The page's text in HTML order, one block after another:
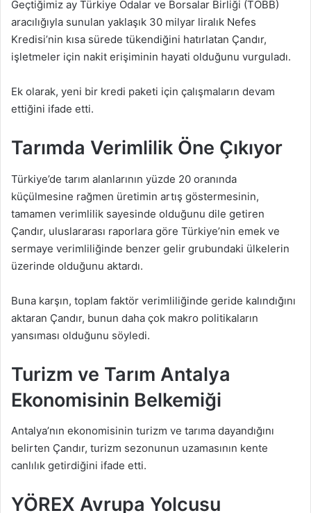
Geçtiğimiz ay Türkiye Odalar ve Borsalar Birliği (TOBB)
aracılığıyla sunulan yaklaşık 30 milyar liralık Nefes
Kredisi’nin kısa sürede tükendiğini hatırlatan Çandır,
işletmeler için nakit erişiminin hayati olduğunu vurguladı.
Ek olarak, yeni bir kredi paketi için çalışmaların devam
ettiğini ifade etti.
Tarımda Verimlilik Öne Çıkıyor
Türkiye’de tarım alanlarının yüzde 20 oranında
küçülmesine rağmen üretimin artış göstermesinin,
tamamen verimlilik sayesinde olduğunu dile getiren
Çandır, uluslararası raporlara göre Türkiye’nin emek ve
sermaye verimliliğinde benzer gelir grubundaki ülkelerin
üzerinde olduğunu aktardı.
Buna karşın, toplam faktör verimliliğinde geride kalındığını
aktaran Çandır, bunun daha çok makro politikaların
yansıması olduğunu söyledi.
Turizm ve Tarım Antalya
Ekonomisinin Belkemiği
Antalya’nın ekonomisinin turizm ve tarıma dayandığını
belirten Çandır, turizm sezonunun uzamasının kente
canlılık getirdiğini ifade etti.
YÖREX Avrupa Yolcusu